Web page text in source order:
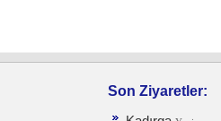
Son Ziyaretler: